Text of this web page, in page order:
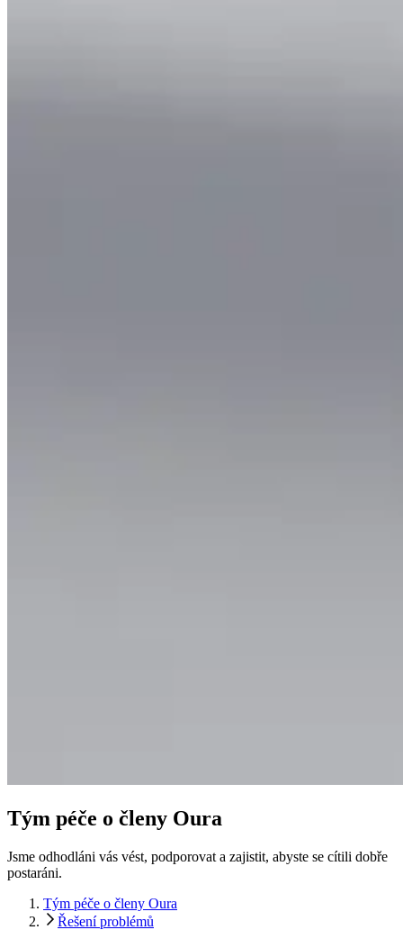
Tým péče o členy Oura
Jsme odhodláni vás vést, podporovat a zajistit, abyste se cítili dobře
postaráni.
Tým péče o členy Oura
Řešení problémů